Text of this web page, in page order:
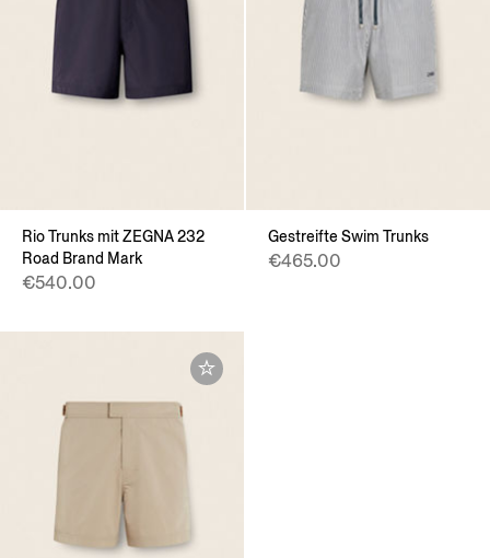
Rio Trunks mit ZEGNA 232
Road Brand Mark
€540.00
Gestreifte Swim Trunks
€465.00